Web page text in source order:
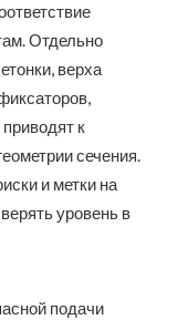
Отдельно
верха
к
сечения.
и метки на
уровень в
подачи